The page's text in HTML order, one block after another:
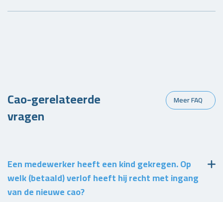
Cao-gerelateerde
vragen
Meer FAQ
Een medewerker heeft een kind gekregen. Op
welk (betaald) verlof heeft hij recht met ingang
van de nieuwe cao?